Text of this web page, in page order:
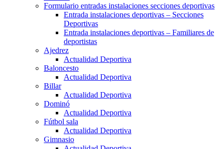
Formulario entradas instalaciones secciones deportivas
Entrada instalaciones deportivas – Secciones
Deportivas
Entrada instalaciones deportivas – Familiares de
deportistas
Ajedrez
Actualidad Deportiva
Baloncesto
Actualidad Deportiva
Billar
Actualidad Deportiva
Dominó
Actualidad Deportiva
Fútbol sala
Actualidad Deportiva
Gimnasio